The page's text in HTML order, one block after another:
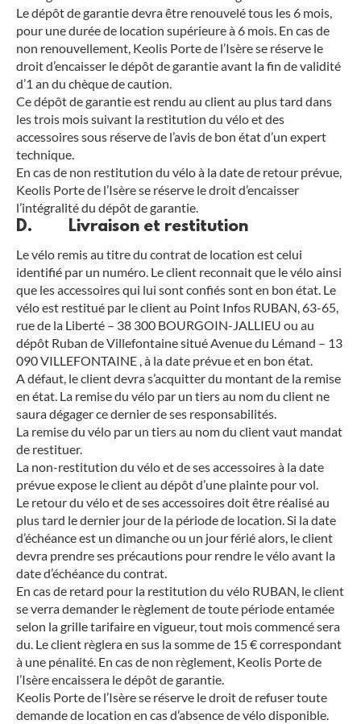
Le dépôt de garantie devra être renouvelé tous les 6 mois,
pour une durée de location supérieure à 6 mois. En cas de
non renouvellement, Keolis Porte de l’Isère se réserve le
droit d’encaisser le dépôt de garantie avant la fin de validité
d’1 an du chèque de caution.
Ce dépôt de garantie est rendu au client au plus tard dans
les trois mois suivant la restitution du vélo et des
accessoires sous réserve de l’avis de bon état d’un expert
technique.
En cas de non restitution du vélo à la date de retour prévue,
Keolis Porte de l’Isère se réserve le droit d’encaisser
l’intégralité du dépôt de garantie.
D. Livraison et restitution
Le vélo remis au titre du contrat de location est celui
identifié par un numéro. Le client reconnait que le vélo ainsi
que les accessoires qui lui sont confiés sont en bon état. Le
vélo est restitué par le client au Point Infos RUBAN, 63-65,
rue de la Liberté – 38 300 BOURGOIN-JALLIEU ou au
dépôt Ruban de Villefontaine situé Avenue du Lémand – 13
090 VILLEFONTAINE , à la date prévue et en bon état.
A défaut, le client devra s’acquitter du montant de la remise
en état. La remise du vélo par un tiers au nom du client ne
saura dégager ce dernier de ses responsabilités.
La remise du vélo par un tiers au nom du client vaut mandat
de restituer.
La non-restitution du vélo et de ses accessoires à la date
prévue expose le client au dépôt d’une plainte pour vol.
Le retour du vélo et de ses accessoires doit être réalisé au
plus tard le dernier jour de la période de location. Si la date
d’échéance est un dimanche ou un jour férié alors, le client
devra prendre ses précautions pour rendre le vélo avant la
date d’échéance du contrat.
En cas de retard pour la restitution du vélo RUBAN, le client
se verra demander le règlement de toute période entamée
selon la grille tarifaire en vigueur, tout mois commencé sera
du. Le client règlera en sus la somme de 15 € correspondant
à une pénalité. En cas de non règlement, Keolis Porte de
l’Isère encaissera le dépôt de garantie.
Keolis Porte de l’Isère se réserve le droit de refuser toute
demande de location en cas d’absence de vélo disponible.